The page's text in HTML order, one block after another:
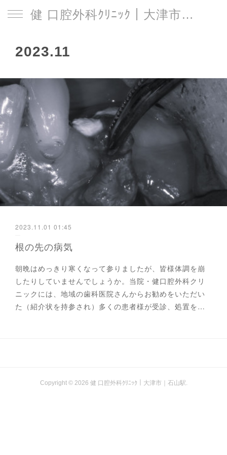
健 口腔外科ｸﾘﾆｯｸ｜大津市｜石山駅
2023.11
2023.11.01 01:45
根の先の病気
朝晩はめっきり寒くなって参りましたが、皆様体調を崩
したりしていませんでしょうか。当院・健口腔外科クリ
ニックには、地域の歯科医院さんからお勧めをいただい
た（紹介状を持参され）多くの患者様が受診、処置を…
Copyright © 2026 健 口腔外科ｸﾘﾆｯｸ｜大津市｜石山駅.